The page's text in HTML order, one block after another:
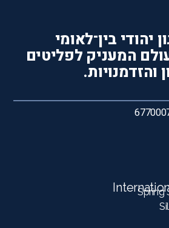
יהודי בין־לאומי
המעניק לפליטים
והזדמנויות.